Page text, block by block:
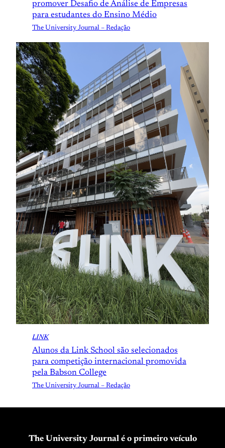
promover Desafio de Análise de Empresas
para estudantes do Ensino Médio
The University Journal – Redação
LINK
Alunos da Link School são selecionados
para competição internacional promovida
pela Babson College
The University Journal – Redação
The University Journal é o primeiro veículo